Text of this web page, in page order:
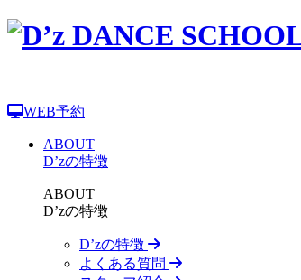
WEB予約
ABOUT
D’zの特徴
ABOUT
D’zの特徴
D’zの特徴
よくある質問